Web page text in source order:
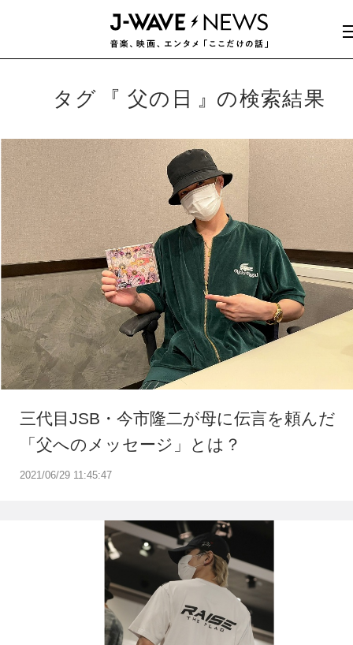
タグ 父の日 の検索結果
2021/06/29 11:45:47
三代目JSB・今市隆二が母に伝言を頼んだ
「父へのメッセージ」とは？